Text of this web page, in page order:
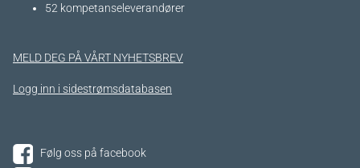
52 kompetanseleverandører
MELD DEG PÅ VÅRT NYHETSBREV
Logg inn i sidestrømsdatabasen
Følg oss på facebook